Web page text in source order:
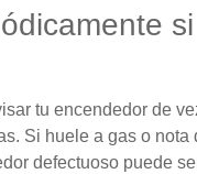
tu encendedor de
Si huele a gas o
defectuoso puede